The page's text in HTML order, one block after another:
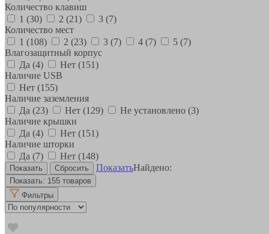
Количество клавиш
1 (30) 2 (21) 3 (7)
Количество мест
1 (108) 2 (23) 3 (7) 4 (7) 5 (7)
Влагозащитный корпус
Да (4) Нет (151)
Наличие USB
Нет (155)
Наличие заземления
Да (23) Нет (129) Не установлено (3)
Наличие крышки
Да (4) Нет (151)
Наличие шторки
Да (7) Нет (148)
ПоказатьНайдено:
Показать: 155 товаров
Фильтры